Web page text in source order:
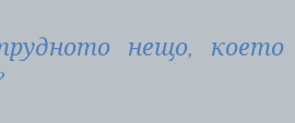
нещо, което